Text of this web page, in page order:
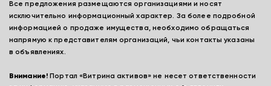
Все предложения размещаются организациями и носят
исключительно информационный характер. За более подробной
информацией о продаже имущества, необходимо обращаться
напрямую к представителям организаций, чьи контакты указаны
в объявлениях.
Внимание! Портал «Витрина активов» не несет ответственности